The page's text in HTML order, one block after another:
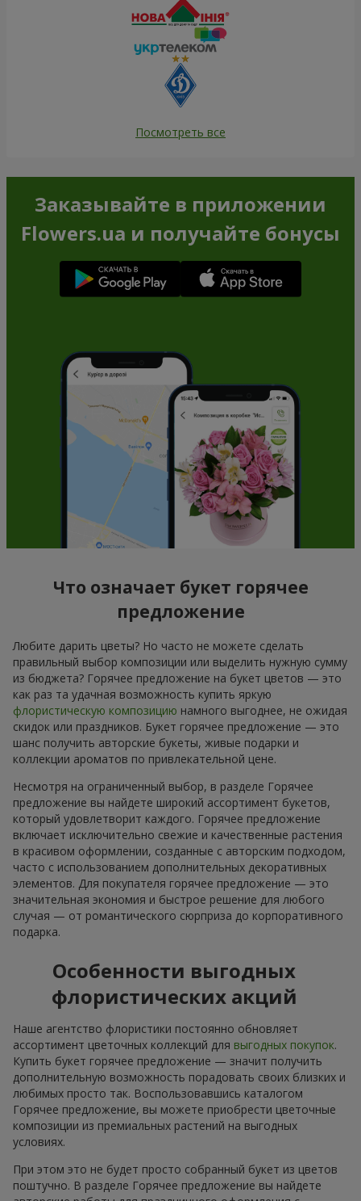
Посмотреть все
Заказывайте в приложении
Flowers.ua и получайте бонусы
Что означает букет горячее
предложение
Любите дарить цветы? Но часто не можете сделать
правильный выбор композиции или выделить нужную сумму
из бюджета? Горячее предложение на букет цветов — это
как раз та удачная возможность купить яркую
флористическую композицию намного выгоднее, не ожидая
скидок или праздников. Букет горячее предложение — это
шанс получить авторские букеты, живые подарки и
коллекции ароматов по привлекательной цене.
Несмотря на ограниченный выбор, в разделе Горячее
предложение вы найдете широкий ассортимент букетов,
который удовлетворит каждого. Горячее предложение
включает исключительно свежие и качественные растения
в красивом оформлении, созданные с авторским подходом,
часто с использованием дополнительных декоративных
элементов. Для покупателя горячее предложение — это
значительная экономия и быстрое решение для любого
случая — от романтического сюрприза до корпоративного
подарка.
Особенности выгодных
флористических акций
Наше агентство флористики постоянно обновляет
ассортимент цветочных коллекций для выгодных покупок.
Купить букет горячее предложение — значит получить
дополнительную возможность порадовать своих близких и
любимых просто так. Воспользовавшись каталогом
Горячее предложение, вы можете приобрести цветочные
композиции из премиальных растений на выгодных
условиях.
При этом это не будет просто собранный букет из цветов
поштучно. В разделе Горячее предложение вы найдете